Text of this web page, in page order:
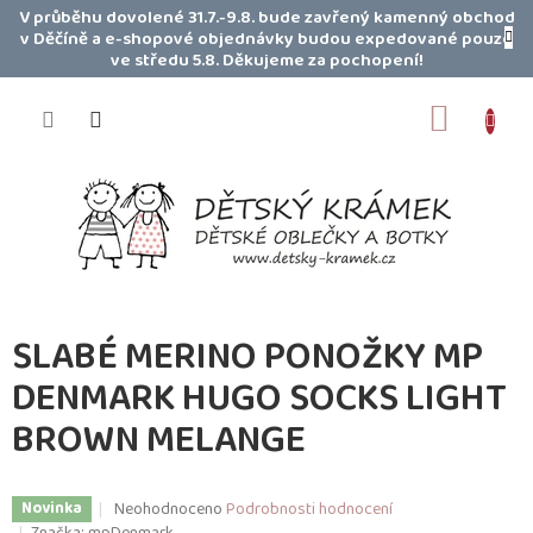
PřejítV průběhu dovolené 31.7.-9.8. bude zavřený kamenný obchod
v Děčíně a e-shopové objednávky budou expedované pouze
ve středu 5.8. Děkujeme za pochopení!
SLABÉ MERINO PONOŽKY MP
DENMARK HUGO SOCKS LIGHT
BROWN MELANGE
Novinka
Průměrné
NeohodnocenoPodrobnosti hodnocení